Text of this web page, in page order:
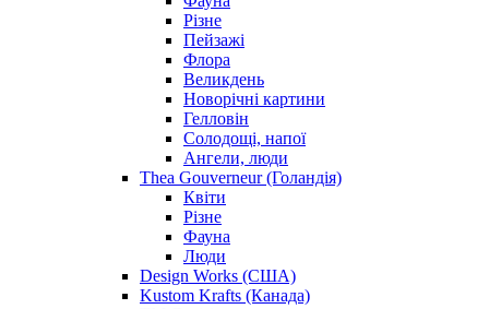
Різне
Пейзажі
Флора
Великдень
Новорічні картини
Гелловін
Солодощі, напої
Ангели, люди
Thea Gouverneur (Голандія)
Квіти
Різне
Фауна
Люди
Design Works (США)
Kustom Krafts (Канада)